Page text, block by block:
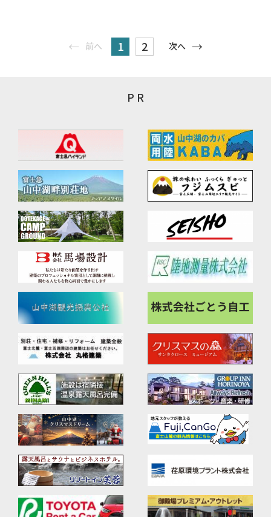
に使用した至高のフレンチをご
堪能いただけます。
前へ 1 2 次へ
P R